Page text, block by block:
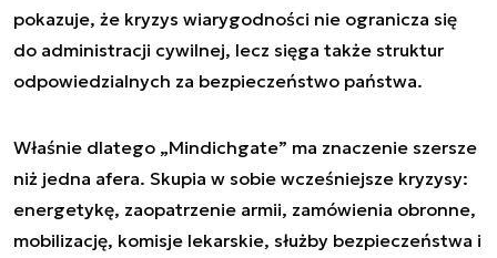
pokazuje, że kryzys wiarygodności nie ogranicza się
do administracji cywilnej, lecz sięga także struktur
odpowiedzialnych za bezpieczeństwo państwa.
Właśnie dlatego „Mindichgate” ma znaczenie szersze
niż jedna afera. Skupia w sobie wcześniejsze kryzysy:
energetykę, zaopatrzenie armii, zamówienia obronne,
mobilizację, komisje lekarskie, służby bezpieczeństwa i